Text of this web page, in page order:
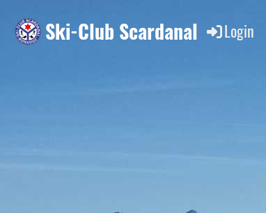
Login
Ski-Club Scardanal